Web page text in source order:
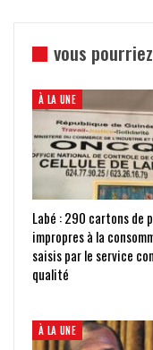
vous
À LA UNE
Labé : 290 cartons de
impropres à la
saisis par le service
qualité
À LA UNE